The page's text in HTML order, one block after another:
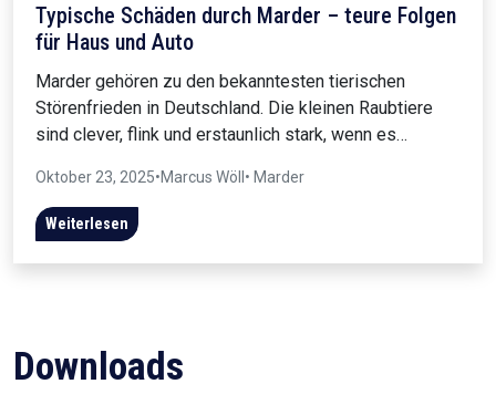
Typische Schäden durch Marder – teure Folgen
für Haus und Auto
Marder gehören zu den bekanntesten tierischen
Störenfrieden in Deutschland. Die kleinen Raubtiere
sind clever, flink und erstaunlich stark, wenn es…
Oktober 23, 2025•Marcus Wöll • Marder
Weiterlesen
Downloads